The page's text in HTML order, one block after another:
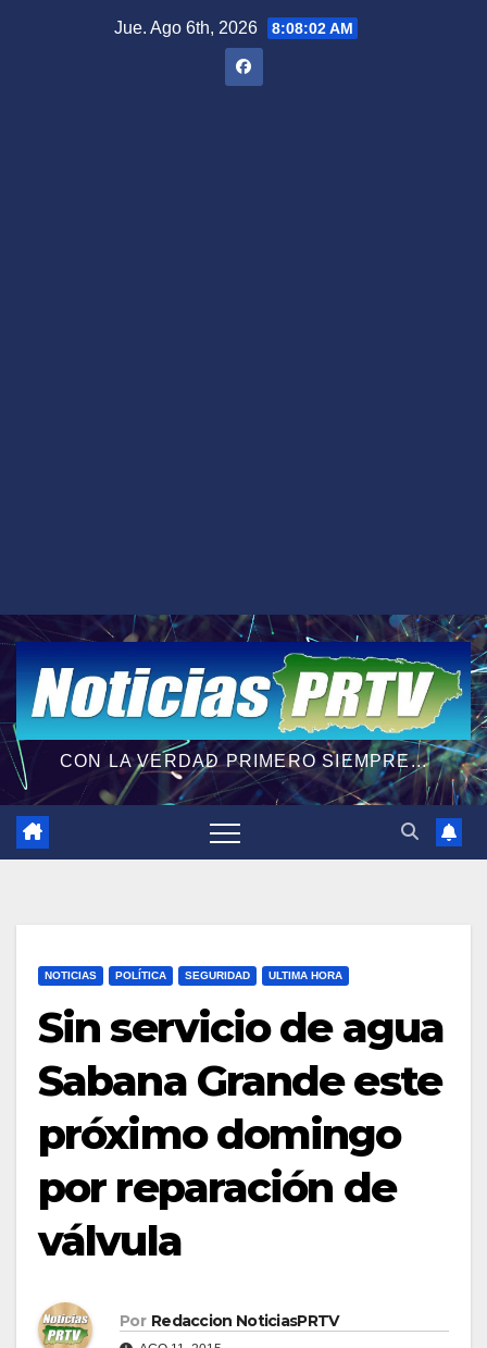
Jue. Ago 6th, 2026 8:08:03 AM
CON LA VERDAD PRIMERO SIEMPRE...
NOTICIAS POLÍTICA SEGURIDAD ULTIMA HORA
Sin servicio de agua
Sabana Grande este
próximo domingo
por reparación de
válvula
Por Redaccion NoticiasPRTV